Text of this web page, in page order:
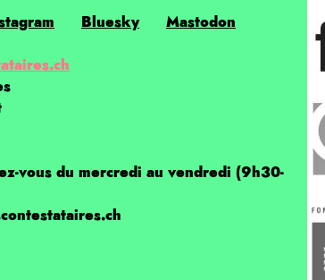
Bluesky Mastodon
vous du mercredi au vendredi (9h30-